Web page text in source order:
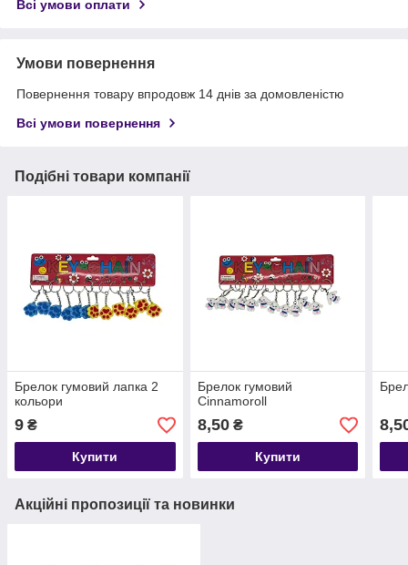
Всі умови оплати
Умови повернення
Повернення товару впродовж 14 днів за домовленістю
Всі умови повернення
Подібні товари компанії
Брелок гумовий лапка 2
кольори
9 ₴
Купити
Брелок гумовий
Cinnamoroll
8,50₴
Купити
Акційні пропозиції та новинки